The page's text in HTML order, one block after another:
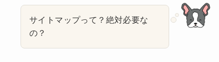
サイトマップって？絶対必要な
の？